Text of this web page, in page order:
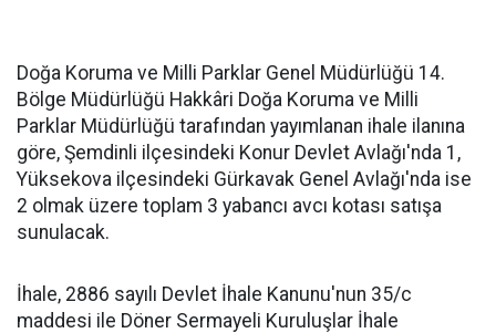
Doğa Koruma ve Milli Parklar Genel Müdürlüğü 14.
Bölge Müdürlüğü Hakkâri Doğa Koruma ve Milli
Parklar Müdürlüğü tarafından yayımlanan ihale ilanına
göre, Şemdinli ilçesindeki Konur Devlet Avlağı'nda 1,
Yüksekova ilçesindeki Gürkavak Genel Avlağı'nda ise
2 olmak üzere toplam 3 yabancı avcı kotası satışa
sunulacak.
İhale, 2886 sayılı Devlet İhale Kanunu'nun 35/c
maddesi ile Döner Sermayeli Kuruluşlar İhale